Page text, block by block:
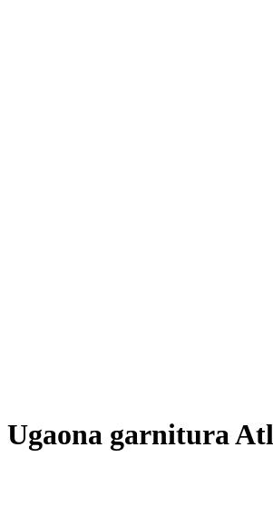
Ugaona garnitura